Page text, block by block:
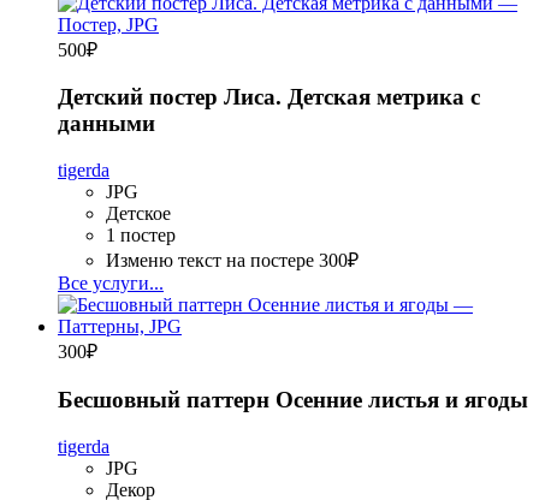
500₽
Детский постер Лиса. Детская метрика с
данными
tigerda
JPG
Детское
1 постер
Изменю текст на постере 300₽
Все услуги...
300₽
Бесшовный паттерн Осенние листья и ягоды
tigerda
JPG
Декор